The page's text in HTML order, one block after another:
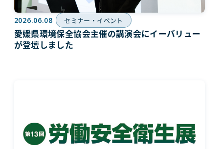
2026.06.08 セミナー・イベント
愛媛県環境保全協会主催の講演会にイーバリュー
が登壇しました